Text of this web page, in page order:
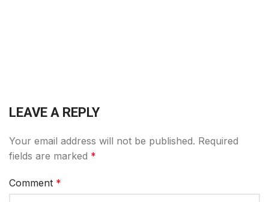
LEAVE A REPLY
Your email address will not be published. Required
fields are marked *
Comment *